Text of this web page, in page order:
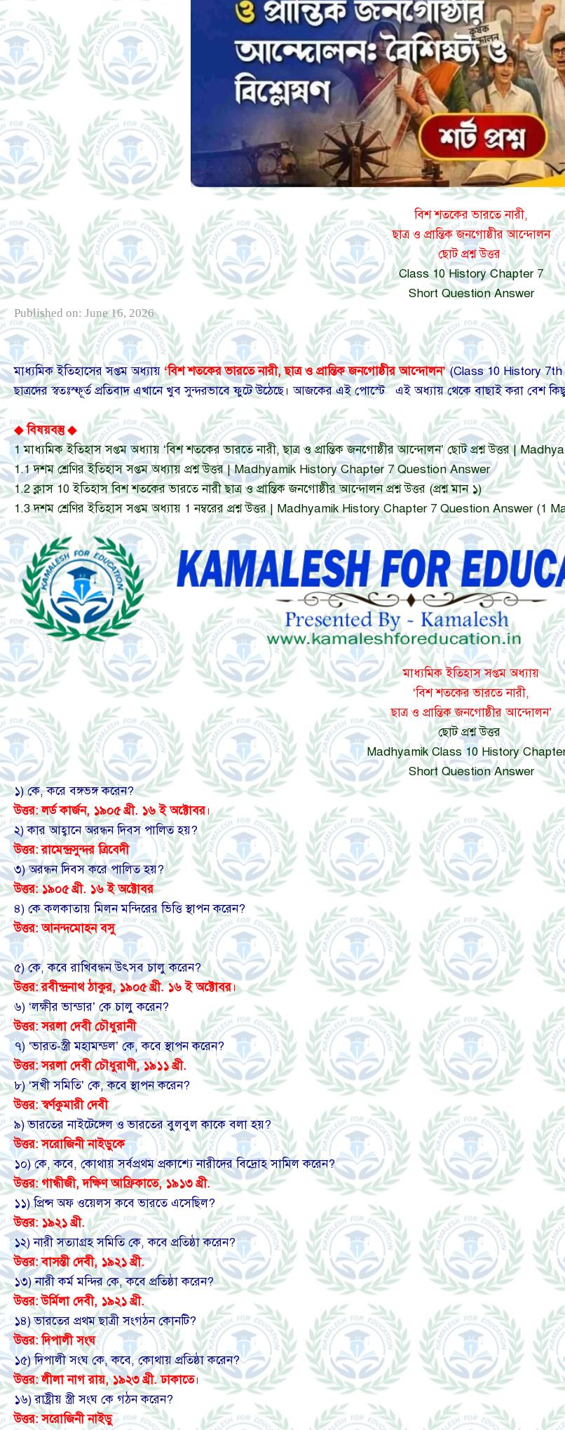
বিশ শতকের ভারতে নারী,
ছাত্র ও প্রান্তিক জনগোষ্ঠীর আন্দোলন
ছোট প্রশ্ন উত্তর
Class 10 History Chapter 7
Short Question Answer
Published on: June 16, 2026
মাধ্যমিক ইতিহাসের সপ্তম অধ্যায়‘বিশ শতকের ভারতে নারী, ছাত্র ও প্রান্তিক জনগোষ্ঠীর আন্দোলন’(Class 10 History 7th
ছাত্রদের স্বতঃস্ফূর্ত প্রতিবাদ এখানে খুব সুন্দরভাবে ফুটে উঠেছে। আজকের এই পোস্টে এই অধ্যায় থেকে বাছাই করা বেশ কিছু
◆ বিষয়বস্তু ◆
1 মাধ্যমিক ইতিহাস সপ্তম অধ্যায় ‘বিশ শতকের ভারতে নারী, ছাত্র ও প্রান্তিক জনগোষ্ঠীর আন্দোলন’ ছোট প্রশ্ন উত্তর |
1.1 দশম শ্রেণির ইতিহাস সপ্তম অধ্যায় প্রশ্ন উত্তর | Madhyamik History Chapter 7 Question Answer
1.2 ক্লাস 10 ইতিহাস বিশ শতকের ভারতে নারী ছাত্র ও প্রান্তিক জনগোষ্ঠীর আন্দোলন প্রশ্ন উত্তর (প্রশ্ন মান ১)
1.3 দশম শ্রেণির ইতিহাস সপ্তম অধ্যায় 1 নম্বরের প্রশ্ন উত্তর | Madhyamik History Chapter 7 Question Answer (1
মাধ্যমিক ইতিহাস সপ্তম অধ্যায়
‘বিশ শতকের ভারতে নারী,
ছাত্র ও প্রান্তিক জনগোষ্ঠীর আন্দোলন’
ছোট প্রশ্ন উত্তর
Madhyamik Class 10 History
Short Question Answer
১) কে, করে বঙ্গভঙ্গ করেন?
উত্তর: লর্ড কার্জন, ১৯০৫ খ্রী. ১৬ ই অক্টোবর।
২) কার আহ্বানে অরন্ধন দিবস পালিত হয়?
উত্তর:রামেন্দ্রসুন্দর ত্রিবেদী
৩) অরন্ধন দিবস করে পালিত হয়?
উত্তর:১৯০৫ খ্রী. ১৬ ই অক্টোবর
৪) কে কলকাতায় মিলন মন্দিরের ভিত্তি স্থাপন করেন?
উত্তর:আনন্দমোহন বসু
৫) কে, কবে রাখিবন্ধন উৎসব চালু করেন?
উত্তর: রবীন্দ্রনাথ ঠাকুর, ১৯০৫ খ্রী. ১৬ ই অক্টোবর।
৬) ‘লক্ষীর ভান্ডার’ কে চালু করেন?
উত্তর:সরলা দেবী চৌধুরানী
৭) ‘ভারত-স্ত্রী মহামন্ডল’ কে, কবে স্থাপন করেন?
উত্তর:সরলা দেবী চৌধুরাণী,১৯১১ খ্রী.
৮) ‘সখী সমিতি’ কে, কবে স্থাপন করেন?
উত্তর:স্বর্ণকুমারী দেবী
৯) ভারতের নাইটেঙ্গেল ও ভারতের বুলবুল কাকে বলা হয়?
উত্তর:সরোজিনী নাইডুকে
১০) কে, কবে, কোথায় সর্বপ্রথম প্রকাশ্যে নারীদের বিদ্রোহ সামিল করেন?
উত্তর: গান্ধীজী, দক্ষিণ আফ্রিকাতে, ১৯১৩ খ্রী.
১১) প্রিন্স অফ ওয়েলস কবে ভারতে এসেছিল?
উত্তর:১৯২১ খ্রী.
১২) নারী সত্যাগ্রহ সমিতি কে, কবে প্রতিষ্ঠা করেন?
উত্তর:বাসন্তী দেবী, ১৯২১ খ্রী.
১৩) নারী কর্ম মন্দির কে, কবে প্রতিষ্ঠা করেন?
উত্তর:উর্মিলা দেবী, ১৯২১ খ্রী.
১৪) ভারতের প্রথম ছাত্রী সংগঠন কোনটি?
উত্তর:দিপালী সংঘ
১৫) দিপালী সংঘ কে, কবে, কোথায় প্রতিষ্ঠা করেন?
উত্তর: লীলা নাগ রায়, ১৯২৩ খ্রী. ঢাকাতে।
১৬) রাষ্ট্রীয় স্ত্রী সংঘ কে গঠন করেন?
উত্তর:সরোজিনী নাইডু